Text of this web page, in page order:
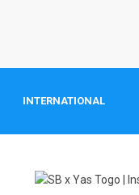
INTERNATIONAL